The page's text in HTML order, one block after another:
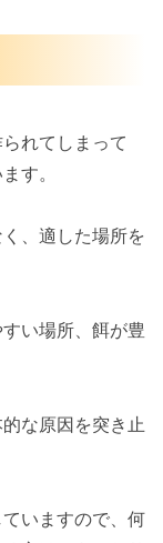
れてしまって
す。
、適した場所を
い場所、餌が豊
な原因を突き止
いますので、何